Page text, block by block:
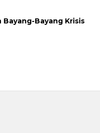
Bayang Krisis